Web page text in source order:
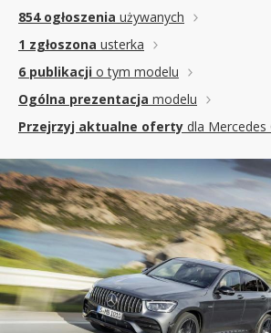
854 ogłoszenia używanych
1 zgłoszona usterka
6 publikacji o tym modelu
Ogólna prezentacja modelu
Przejrzyj aktualne oferty dla Mercedes